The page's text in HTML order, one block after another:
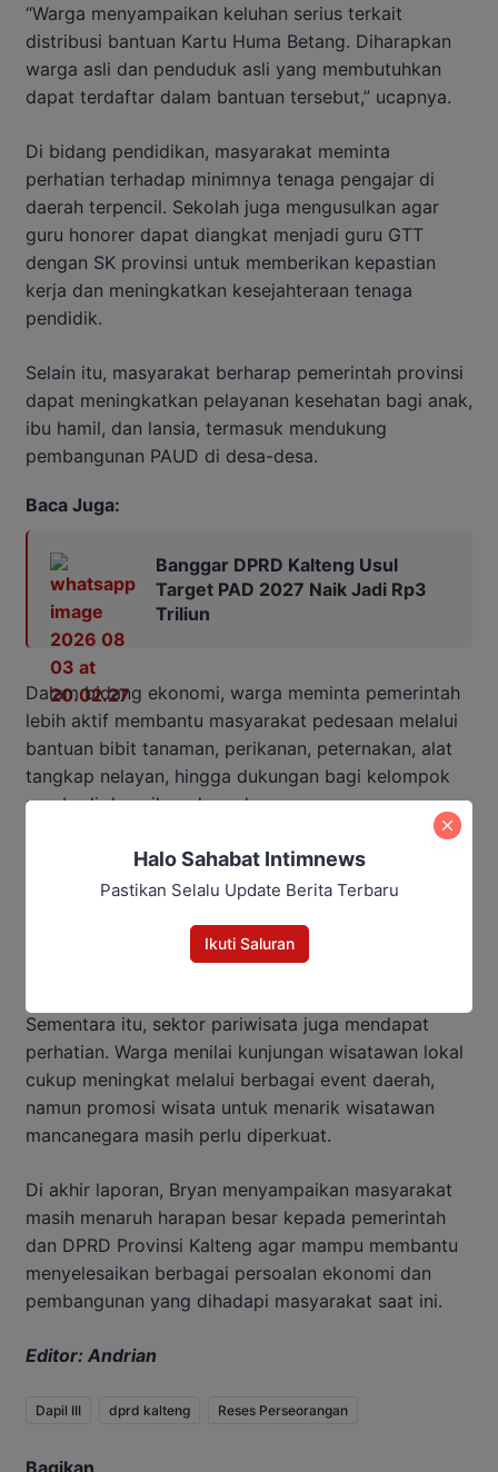
“Warga menyampaikan keluhan serius terkait
distribusi bantuan Kartu Huma Betang. Diharapkan
warga asli dan penduduk asli yang membutuhkan
dapat terdaftar dalam bantuan tersebut,” ucapnya.
Di bidang pendidikan, masyarakat meminta
perhatian terhadap minimnya tenaga pengajar di
daerah terpencil. Sekolah juga mengusulkan agar
guru honorer dapat diangkat menjadi guru GTT
dengan SK provinsi untuk memberikan kepastian
kerja dan meningkatkan kesejahteraan tenaga
pendidik.
Selain itu, masyarakat berharap pemerintah provinsi
dapat meningkatkan pelayanan kesehatan bagi anak,
ibu hamil, dan lansia, termasuk mendukung
pembangunan PAUD di desa-desa.
Baca Juga:
Banggar DPRD Kalteng Usul
Target PAD 2027 Naik Jadi Rp3
Triliun
Dalam bidang ekonomi, warga meminta pemerintah
lebih aktif membantu masyarakat pedesaan melalui
bantuan bibit tanaman, perikanan, peternakan, alat
tangkap nelayan, hingga dukungan bagi kelompok
pembudi daya ikan dan udang.
Pemerintah provinsi juga diharapkan dapat
membantu pengembangan UMKM berbahan lokal,
dan udang untuk meningkatkan ekonomi masyarakat
Sementara itu, sektor pariwisata juga mendapat
perhatian. Warga menilai kunjungan wisatawan lokal
cukup meningkat melalui berbagai event daerah,
namun promosi wisata untuk menarik wisatawan
mancanegara masih perlu diperkuat.
Di akhir laporan, Bryan menyampaikan masyarakat
masih menaruh harapan besar kepada pemerintah
dan DPRD Provinsi Kalteng agar mampu membantu
menyelesaikan berbagai persoalan ekonomi dan
pembangunan yang dihadapi masyarakat saat ini.
Editor: Andrian
Dapil III dprd kalteng Reses Perseorangan
Bagikan
Halo Sahabat Intimnews
Pastikan Selalu Update Berita Terbaru
Ikuti Saluran